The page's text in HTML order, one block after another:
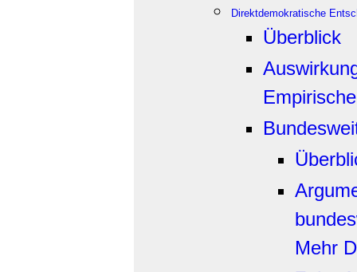
Direktdemokratische
Überblick
Mehr